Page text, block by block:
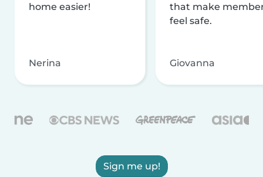
home easier!
Nerina
that make
feel safe.
Giovanna
Sign me up!